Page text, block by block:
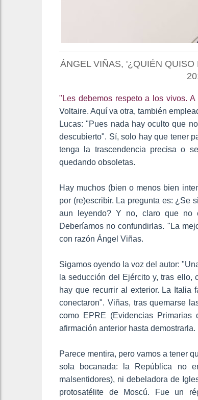
ÁNGEL VIÑAS, '¿QUIÉN
"Les debemos respeto a los vivos.
Voltaire. Aquí va otra, también
Lucas: "Pues nada hay oculto que
descubierto". Sí, solo hay que tener
tenga la trascendencia precisa o
quedando obsoletas.
Hay muchos (bien o menos bien
por (re)escribir. La pregunta es: ¿Se
aun leyendo? Y no, claro que no
Deberíamos no confundirlas. "La
con razón Ángel Viñas.
Sigamos oyendo la voz del autor:
la seducción del Ejército y, tras ello,
hay que recurrir al exterior. La Italia
conectaron". Viñas, tras quemarse
como EPRE (Evidencias
afirmación anterior hasta demostrarla.
Parece mentira, pero vamos a tener
sola bocanada: la República no
malsentidores), ni debeladora de
protosatélite de Moscú. Fue un